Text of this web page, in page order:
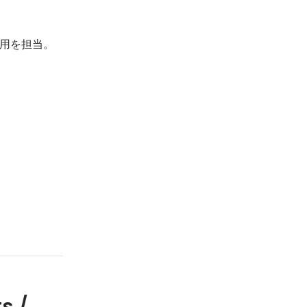
を担当。